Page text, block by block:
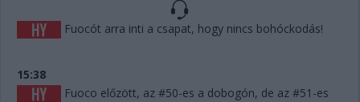
Fuocót arra inti a csapat, hogy nincs bohóckodás!
15:38
Fuoco előzött, az #50-es a dobogón, de az #51-es